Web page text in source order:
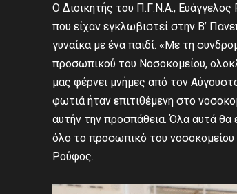
Ο Διοικητής του Π.Γ.Ν.Α.,
που είχαν εγκλωβιστεί στην Β’
γυναίκα με ένα παιδί. «Με τη
προσωπικού του Νοσοκομείου,
μας φέρνει μνήμες από τον
φωτιά ήταν επιτιθέμενη στο
αυτήν την προσπάθεια. Όλα αυτά θα
όλο το προσωπικό του
Ρούφος.